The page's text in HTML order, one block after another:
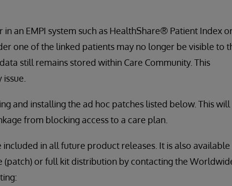
an EMPI system such as HealthShare® Patient Index
one of the linked patients may no longer be visible to
still remains stored within Care Community. This
and installing the ad hoc patches listed below. This will
from blocking access to a care plan.
in all future product releases. It is also
(patch) or full kit distribution by contacting the